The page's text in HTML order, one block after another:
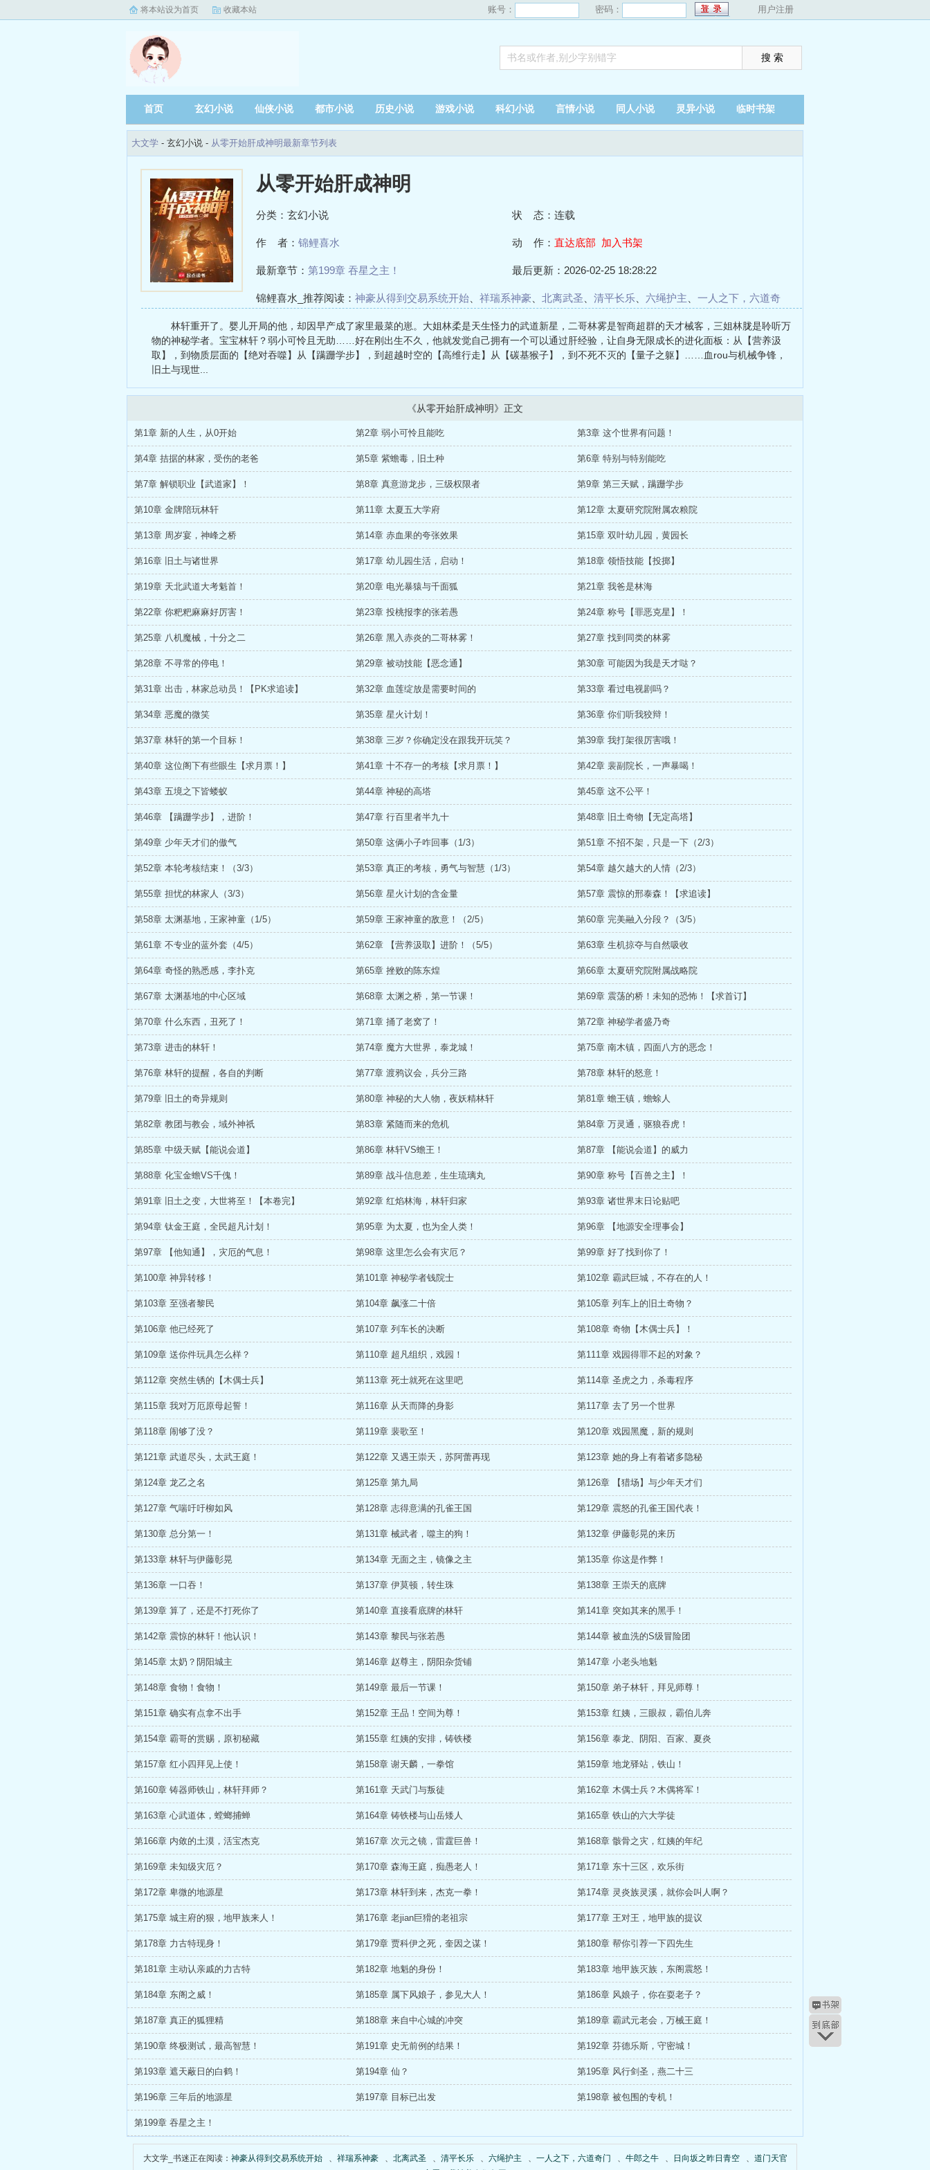
将本站设为首页 收藏本站 账号： 密码： 用户注册
首页 玄幻小说 仙侠小说 都市小说 历史小说 游戏小说 科幻小说 言情小说 同人小说 灵异小说 临时书架
大文学 - 玄幻小说 - 从零开始肝成神明最新章节列表
从零开始肝成神明
分类：玄幻小说 状 态：连载
作 者： 锦鲤喜水 动 作： 直达底部 加入书架
最新章节： 第199章 吞星之主！ 最后更新：2026-02-25 18:28:22
锦鲤喜水_推荐阅读： 神豪从得到交易系统开始 祥瑞系神豪 北离武圣 清平长乐 六绳护主
一人之下，六道奇
林轩重开了。婴儿开局的他，却因早产成了家里最菜的崽。大姐林柔是天生怪力的武道新星，二哥林雾是智商超群的天才械客，三姐林胧是聆听万
物的神秘学者。宝宝林轩？弱小可怜且无助……好在刚出生不久，他就发觉自己拥有一个可以通过肝经验，让自身无限成长的进化面板：从【营养汲
取】，到物质层面的【绝对吞噬】从【蹒跚学步】，到超越时空的【高维行走】从【碳基猴子】，到不死不灭的【量子之躯】……血rou与机械争锋，
旧土与现世...
《从零开始肝成神明》正文
第1章 新的人生，从0开始 第2章 弱小可怜且能吃 第3章 这个世界有问题！
第4章 拮据的林家，受伤的老爸 第5章 紫蟾毒，旧土种 第6章 特别与特别能吃
第7章 解锁职业【武道家】！ 第8章 真意游龙步，三级权限者 第9章 第三天赋，蹒跚学步
第10章 金牌陪玩林轩 第11章 太夏五大学府 第12章 太夏研究院附属农粮院
第13章 周岁宴，神峰之桥 第14章 赤血果的夸张效果 第15章 双叶幼儿园，黄园长
第16章 旧土与诸世界 第17章 幼儿园生活，启动！ 第18章 领悟技能【投掷】
第19章 天北武道大考魁首！ 第20章 电光暴猿与千面狐 第21章 我爸是林海
第22章 你粑粑麻麻好厉害！ 第23章 投桃报李的张若愚 第24章 称号【罪恶克星】！
第25章 八机魔械，十分之二 第26章 黑入赤炎的二哥林雾！ 第27章 找到同类的林雾
第28章 不寻常的停电！ 第29章 被动技能【恶念通】 第30章 可能因为我是天才哒？
第31章 出击，林家总动员！【PK求追读】 第32章 血莲绽放是需要时间的 第33章 看过电视剧吗？
第34章 恶魔的微笑 第35章 星火计划！ 第36章 你们听我狡辩！
第37章 林轩的第一个目标！ 第38章 三岁？你确定没在跟我开玩笑？ 第39章 我打架很厉害哦！
第40章 这位阁下有些眼生【求月票！】 第41章 十不存一的考核【求月票！】 第42章 裴副院长，一声暴喝！
第43章 五境之下皆蝼蚁 第44章 神秘的高塔 第45章 这不公平！
第46章 【蹒跚学步】，进阶！ 第47章 行百里者半九十 第48章 旧土奇物【无定高塔】
第49章 少年天才们的傲气 第50章 这俩小子咋回事（1/3） 第51章 不招不架，只是一下（2/3）
第52章 本轮考核结束！（3/3） 第53章 真正的考核，勇气与智慧（1/3） 第54章 越欠越大的人情（2/3）
第55章 担忧的林家人（3/3） 第56章 星火计划的含金量 第57章 震惊的邢泰森！【求追读】
第58章 太渊基地，王家神童（1/5） 第59章 王家神童的敌意！（2/5） 第60章 完美融入分段？（3/5）
第61章 不专业的蓝外套（4/5） 第62章 【营养汲取】进阶！（5/5） 第63章 生机掠夺与自然吸收
第64章 奇怪的熟悉感，李扑克 第65章 挫败的陈东煌 第66章 太夏研究院附属战略院
第67章 太渊基地的中心区域 第68章 太渊之桥，第一节课！ 第69章 震荡的桥！未知的恐怖！【求首订】
第70章 什么东西，丑死了！ 第71章 捅了老窝了！ 第72章 神秘学者盛乃奇
第73章 进击的林轩！ 第74章 魔方大世界，泰龙城！ 第75章 南木镇，四面八方的恶念！
第76章 林轩的提醒，各自的判断 第77章 渡鸦议会，兵分三路 第78章 林轩的怒意！
第79章 旧土的奇异规则 第80章 神秘的大人物，夜妖精林轩 第81章 蟾王镇，蟾蜍人
第82章 教团与教会，域外神祇 第83章 紧随而来的危机 第84章 万灵通，驱狼吞虎！
第85章 中级天赋【能说会道】 第86章 林轩VS蟾王！ 第87章 【能说会道】的威力
第88章 化宝金蟾VS千傀！ 第89章 战斗信息差，生生琉璃丸 第90章 称号【百兽之主】！
第91章 旧土之变，大世将至！【本卷完】 第92章 红焰林海，林轩归家 第93章 诸世界末日论贴吧
第94章 钛金王庭，全民超凡计划！ 第95章 为太夏，也为全人类！ 第96章 【地源安全理事会】
第97章 【他知通】，灾厄的气息！ 第98章 这里怎么会有灾厄？ 第99章 好了找到你了！
第100章 神异转移！ 第101章 神秘学者钱院士 第102章 霸武巨城，不存在的人！
第103章 至强者黎民 第104章 飙涨二十倍 第105章 列车上的旧土奇物？
第106章 他已经死了 第107章 列车长的决断 第108章 奇物【木偶士兵】！
第109章 送你件玩具怎么样？ 第110章 超凡组织，戏园！ 第111章 戏园得罪不起的对象？
第112章 突然生锈的【木偶士兵】 第113章 死士就死在这里吧 第114章 圣虎之力，杀毒程序
第115章 我对万厄原母起誓！ 第116章 从天而降的身影 第117章 去了另一个世界
第118章 闹够了没？ 第119章 裴歌至！ 第120章 戏园黑魔，新的规则
第121章 武道尽头，太武王庭！ 第122章 又遇王崇天，苏阿蕾再现 第123章 她的身上有着诸多隐秘
第124章 龙乙之名 第125章 第九局 第126章 【猎场】与少年天才们
第127章 气喘吁吁柳如风 第128章 志得意满的孔雀王国 第129章 震怒的孔雀王国代表！
第130章 总分第一！ 第131章 械武者，噬主的狗！ 第132章 伊藤彰晃的来历
第133章 林轩与伊藤彰晃 第134章 无面之主，镜像之主 第135章 你这是作弊！
第136章 一口吞！ 第137章 伊莫顿，转生珠 第138章 王崇天的底牌
第139章 算了，还是不打死你了 第140章 直接看底牌的林轩 第141章 突如其来的黑手！
第142章 震惊的林轩！他认识！ 第143章 黎民与张若愚 第144章 被血洗的S级冒险团
第145章 太奶？阴阳城主 第146章 赵尊主，阴阳杂货铺 第147章 小老头地魁
第148章 食物！食物！ 第149章 最后一节课！ 第150章 弟子林轩，拜见师尊！
第151章 确实有点拿不出手 第152章 王品！空间为尊！ 第153章 红姨，三眼叔，霸伯儿奔
第154章 霸哥的赏赐，原初秘藏 第155章 红姨的安排，铸铁楼 第156章 泰龙、阴阳、百家、夏炎
第157章 红小四拜见上使！ 第158章 谢天麟，一拳馆 第159章 地龙驿站，铁山！
第160章 铸器师铁山，林轩拜师？ 第161章 天武门与叛徒 第162章 木偶士兵？木偶将军！
第163章 心武道体，螳螂捕蝉 第164章 铸铁楼与山岳矮人 第165章 铁山的六大学徒
第166章 内敛的土漠，活宝杰克 第167章 次元之镜，雷霆巨兽！ 第168章 骸骨之灾，红姨的年纪
第169章 未知级灾厄？ 第170章 森海王庭，痴愚老人！ 第171章 东十三区，欢乐街
第172章 卑微的地源星 第173章 林轩到来，杰克一拳！ 第174章 灵炎族灵溪，就你会叫人啊？
第175章 城主府的狠，地甲族来人！ 第176章 老jian巨猾的老祖宗 第177章 王对王，地甲族的提议
第178章 力古特现身！ 第179章 贾科伊之死，奎因之谋！ 第180章 帮你引荐一下四先生
第181章 主动认亲戚的力古特 第182章 地魁的身份！ 第183章 地甲族灭族，东阁震怒！
第184章 东阁之威！ 第185章 属下风娘子，参见大人！ 第186章 风娘子，你在耍老子？
第187章 真正的狐狸精 第188章 来自中心城的冲突 第189章 霸武元老会，万械王庭！
第190章 终极测试，最高智慧！ 第191章 史无前例的结果！ 第192章 芬德乐斯，守密城！
第193章 遮天蔽日的白鹤！ 第194章 仙？ 第195章 风行剑圣，燕二十三
第196章 三年后的地源星 第197章 目标已出发 第198章 被包围的专机！
第199章 吞星之主！
大文学_书迷正在阅读： 神豪从得到交易系统开始 、 祥瑞系神豪 、 北离武圣 、 清平长乐 、 六绳护主 、 一人之下，六道奇门 、 牛郎之牛 、 日向坂之昨日青空 、 道门天官